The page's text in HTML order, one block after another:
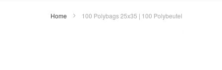
Home 100 Polybags 25x35 | 100 Polybeutel